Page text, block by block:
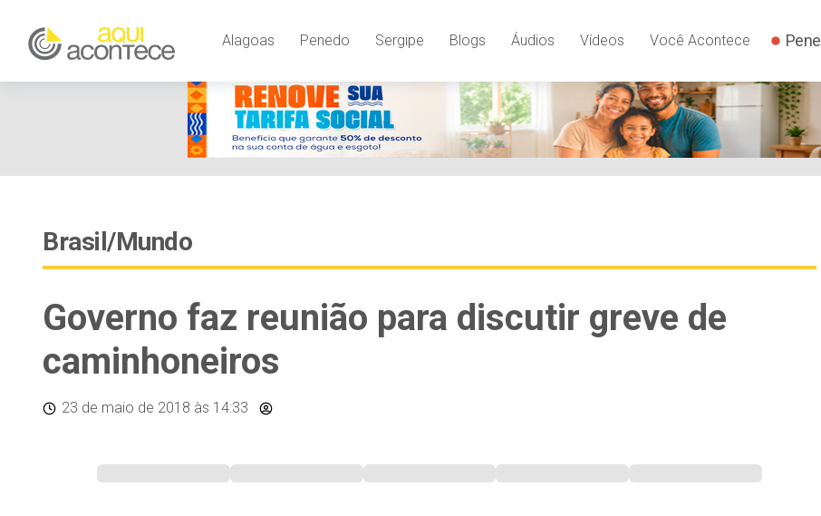
Alagoas Penedo Sergipe Blogs Áudios Vídeos Você Acontece
Brasil/Mundo
Governo faz reunião para discutir greve de
caminhoneiros
23 de maio de 2018 às 14:33